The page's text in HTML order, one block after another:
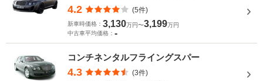
4.2 (5件)
新車時価格： 3,130万円〜3,199万円
中古車平均価格： -
コンチネンタルフライングスパー
4.3 (3件)